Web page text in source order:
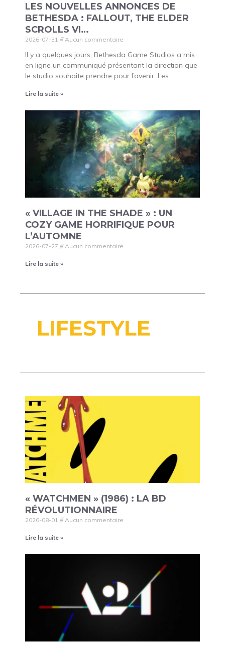
LES NOUVELLES ANNONCES DE
BETHESDA : FALLOUT, THE ELDER
SCROLLS VI…
2026-07-31 Aucun commentaire
Il y a quelques jours, Bethesda Game Studios a mis
en ligne un communiqué présentant la direction que
le studio souhaite prendre pour l’avenir. Les
Lire la suite »
« VILLAGE IN THE SHADE » : UN
COZY GAME HORRIFIQUE POUR
L’AUTOMNE
2026-07-27 Aucun commentaire
Lire la suite »
LIFESTYLE
« WATCHMEN » (1986) : LA BD
RÉVOLUTIONNAIRE
2026-08-01 Aucun commentaire
Lire la suite »